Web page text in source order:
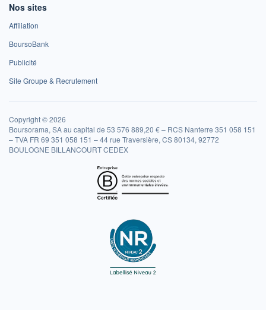
Nos sites
Affiliation
BoursoBank
Publicité
Site Groupe & Recrutement
Copyright © 2026
Boursorama, SA au capital de 53 576 889,20 € – RCS Nanterre 351 058 151
– TVA FR 69 351 058 151 – 44 rue Traversière, CS 80134, 92772
BOULOGNE BILLANCOURT CEDEX